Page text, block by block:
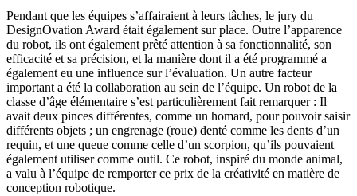
Pendant que les équipes s’affairaient à leurs tâches, le jury du
DesignOvation Award était également sur place. Outre l’apparence
du robot, ils ont également prêté attention à sa fonctionnalité, son
efficacité et sa précision, et la manière dont il a été programmé a
également eu une influence sur l’évaluation. Un autre facteur
important a été la collaboration au sein de l’équipe. Un robot de la
classe d’âge élémentaire s’est particulièrement fait remarquer : Il
avait deux pinces différentes, comme un homard, pour pouvoir saisir
différents objets ; un engrenage (roue) denté comme les dents d’un
requin, et une queue comme celle d’un scorpion, qu’ils pouvaient
également utiliser comme outil. Ce robot, inspiré du monde animal,
a valu à l’équipe de remporter ce prix de la créativité en matière de
conception robotique.